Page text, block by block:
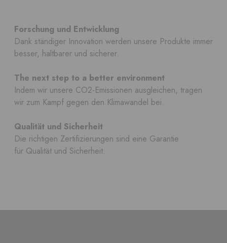
Forschung und Entwicklung
Dank ständiger Innovation werden unsere Produkte immer
besser, haltbarer und sicherer.
The next step to a better environment
Indem wir unsere CO2-Emissionen ausgleichen, tragen
wir zum Kampf gegen den Klimawandel bei.
Qualität und Sicherheit
Die richtigen Zertifizierungen sind eine Garantie
für Qualität und Sicherheit.